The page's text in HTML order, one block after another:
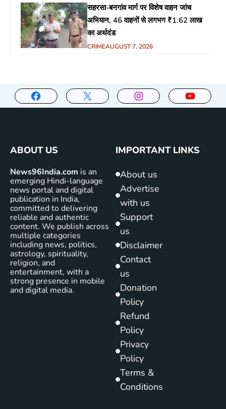
सहरसा-बनगांव मार्ग पर विशेष वाहन जांच
अभियान, 46 वाहनों से लगभग ₹1.62 लाख
का अर्थदंड
CRIMEAUGUST 7, 2026
ABOUT US
News96India.com is an
emerging Hindi-language
news portal and digital
publication in India,
committed to delivering
reliable and authentic
content. We publish across
multiple categories
including news, politics,
astrology, spirituality,
religion, and
entertainment, with a
strong presence in mobile
and digital media.
IMPORTANT LINKS
About us
Advertise
with us
Support
us
Disclaimer
Contact
us
Donation
Policy
Refund
Policy
Privacy
Policy
Terms &
Conditions